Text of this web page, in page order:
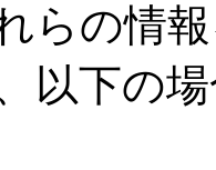
らの情
以下の